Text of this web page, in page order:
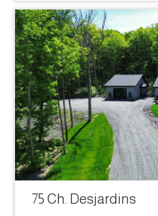
75 Ch. Desjardins